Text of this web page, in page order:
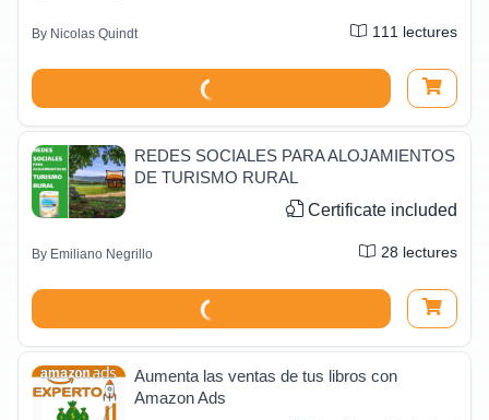
By Nicolas Quindt 111 lectures
REDES SOCIALES PARA ALOJAMIENTOS
DE TURISMO RURAL
Certificate included
By Emiliano Negrillo 28 lectures
Aumenta las ventas de tus libros con
Amazon Ads